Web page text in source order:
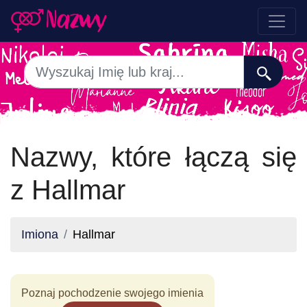
Nazwy, które łączą się
z Hallmar
Imiona Hallmar
Poznaj pochodzenie swojego imienia